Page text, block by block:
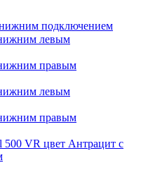
подключением
левым
правым
левым
правым
500 VR цвет Антрацит с